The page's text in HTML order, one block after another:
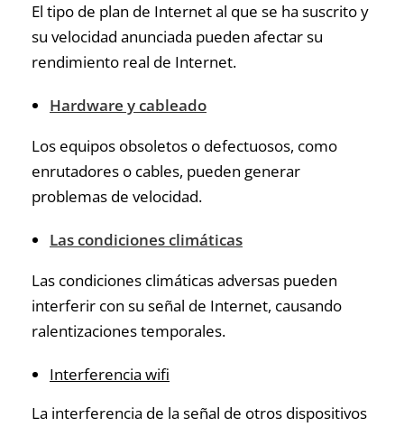
El tipo de plan de Internet al que se ha suscrito y
su velocidad anunciada pueden afectar su
rendimiento real de Internet.
Hardware y cableado
Los equipos obsoletos o defectuosos, como
enrutadores o cables, pueden generar
problemas de velocidad.
Las condiciones climáticas
Las condiciones climáticas adversas pueden
interferir con su señal de Internet, causando
ralentizaciones temporales.
Interferencia wifi
La interferencia de la señal de otros dispositivos